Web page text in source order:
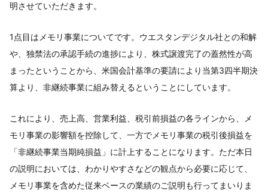
明させていただきます。
1点目はメモリ事業についてです。ウエスタンデジタル社との和解
や、独禁法の承認手続の進捗により、株式譲渡完了の蓋然性が高
まったということから、米国会計基準の要請により当第3四半期決
算より、非継続事業に組み替えるということにしています。
これにより、売上高、営業利益、税引前損益の各ラインから、メ
モリ事業の影響額を控除して、一方でメモリ事業の税引後損益を
「非継続事業当期純損益」に計上することになります。ただ本日
の説明においては、わかりやすさなどの観点から必要に応じて、
メモリ事業を含めた従来ベースの業績のご説明も行ってまいりま